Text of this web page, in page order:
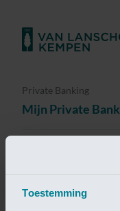
Toestemming
Private Banking
Mijn Private Bank